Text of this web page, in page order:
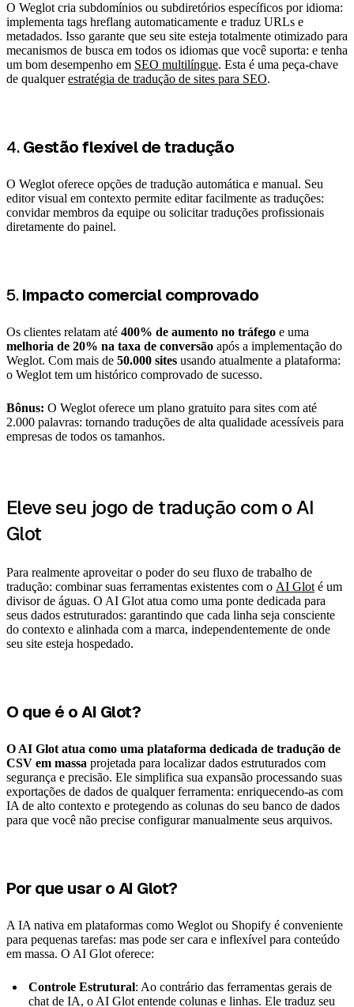
O Weglot cria subdomínios ou subdiretórios específicos por idioma:
implementa tags hreflang automaticamente e traduz URLs e
metadados. Isso garante que seu site esteja totalmente otimizado para
mecanismos de busca em todos os idiomas que você suporta: e tenha
um bom desempenho em SEO multilíngue. Esta é uma peça-chave
de qualquerestratégia de tradução de sites para SEO.
4.Gestão flexível de tradução
O Weglot oferece opções de tradução automática e manual. Seu
editor visual em contexto permite editar facilmente as traduções:
convidar membros da equipe ou solicitar traduções profissionais
diretamente do painel.
5.Impacto comercial comprovado
Os clientes relatam até 400% de aumento no tráfego e uma
melhoria de 20% na taxa de conversão após a implementação do
Weglot. Com mais de 50.000 sites usando atualmente a plataforma:
o Weglot tem um histórico comprovado de sucesso.
Bônus: O Weglot oferece um plano gratuito para sites com até
2.000 palavras: tornando traduções de alta qualidade acessíveis para
empresas de todos os tamanhos.
Eleve seu jogo de tradução com o AI
Glot
Para realmente aproveitar o poder do seu fluxo de trabalho de
tradução: combinar suas ferramentas existentes com o AI Glot é um
divisor de águas. O AI Glot atua como uma ponte dedicada para
seus dados estruturados: garantindo que cada linha seja consciente
do contexto e alinhada com a marca, independentemente de onde
seu site esteja hospedado.
O que é o AI Glot?
O AI Glot atua como uma plataforma dedicada de tradução de
CSV em massa projetada para localizar dados estruturados com
segurança e precisão. Ele simplifica sua expansão processando suas
exportações de dados de qualquer ferramenta: enriquecendo-as com
IA de alto contexto e protegendo as colunas do seu banco de dados
para que você não precise configurar manualmente seus arquivos.
Por que usar o AI Glot?
A IA nativa em plataformas como Weglot ou Shopify é conveniente
para pequenas tarefas: mas pode ser cara e inflexível para conteúdo
em massa. O AI Glot oferece:
Controle Estrutural: Ao contrário das ferramentas gerais de
chat de IA, o AI Glot entende colunas e linhas. Ele traduz seu